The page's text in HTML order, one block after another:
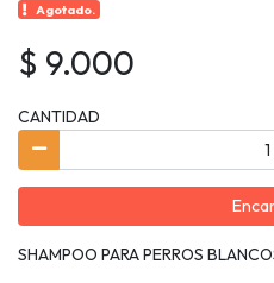
Agotado.
$ 9.000
CANTIDAD
SHAMPOO PARA PERROS